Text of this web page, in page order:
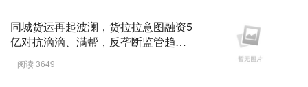
同城货运再起波澜，货拉拉意图融资5
亿对抗滴滴、满帮，反垄断监管趋严
情况下，提升服 ...
阅读 3649